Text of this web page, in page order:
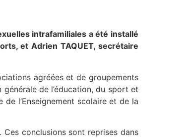
intrafamiliales a été installé
et Adrien TAQUET, secrétaire
agréées et de groupements
de l’éducation, du sport et
l’Enseignement scolaire et de la
conclusions sont reprises dans